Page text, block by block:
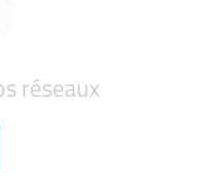
réseaux